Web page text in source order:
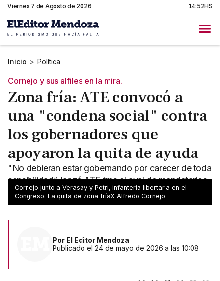
Viernes 7 de Agosto de 2026 14:52HS
Inicio > Política
Cornejo y sus alfiles en la mira.
Zona fría: ATE convocó a
una "condena social" contra
los gobernadores que
apoyaron la quita de ayuda
"No debieran estar gobernando por carecer de toda
sensibilidad”, lanzó ATE tras el aval de mandatarios
a la eliminación de zona fría para miles de hogares.
Cornejo junto a Verasay y Petri, infantería libertaria en el
Congreso. La quita de zona fríaX Alfredo Cornejo
Por El Editor Mendoza
Publicado el 24 de mayo de 2026 a las 10:08